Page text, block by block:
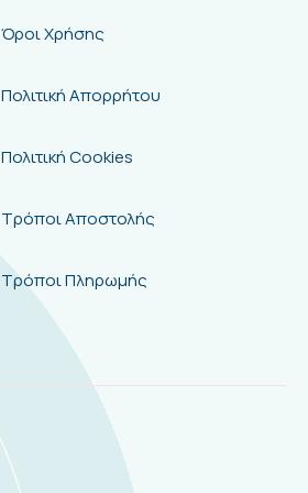
Όροι Χρήσης
Πολιτική Απορρήτου
Πολιτική Cookies
Τρόποι Αποστολής
Τρόποι Πληρωμής